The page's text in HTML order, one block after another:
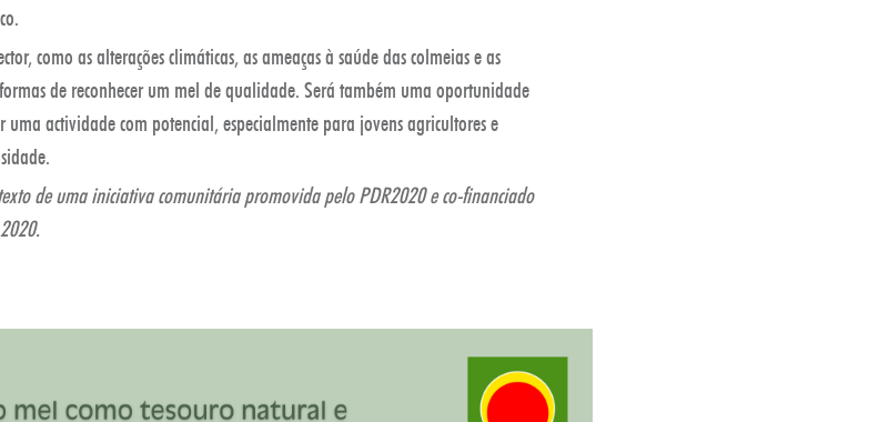
como as alterações climáticas, as ameaças à saúde das colmeias e as
de reconhecer um mel de qualidade. Será também uma oportunidade
actividade com potencial, especialmente para jovens agricultores e
de uma iniciativa comunitária promovida pelo PDR2020 e co-financiado